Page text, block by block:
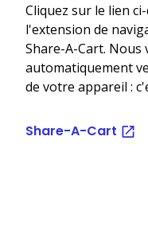
Cliquez sur le lien
l'extension de
Share-A-Cart.
automatiquement
de votre appareil :
Share-A-Cart